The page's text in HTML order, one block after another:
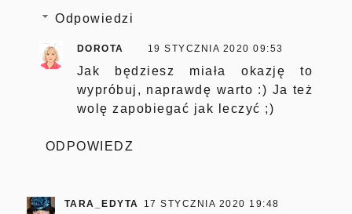
Odpowiedzi
DOROTA 19 STYCZNIA 2020 09:53
Jak będziesz miała okazję to
wypróbuj, naprawdę warto :) Ja też
wolę zapobiegać jak leczyć ;)
ODPOWIEDZ
TARA_EDYTA 17 STYCZNIA 2020 19:48